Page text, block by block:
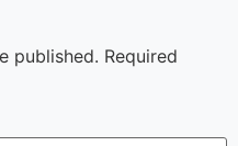
published. Required